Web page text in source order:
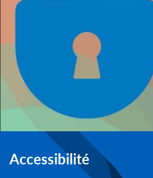
Accessibilité